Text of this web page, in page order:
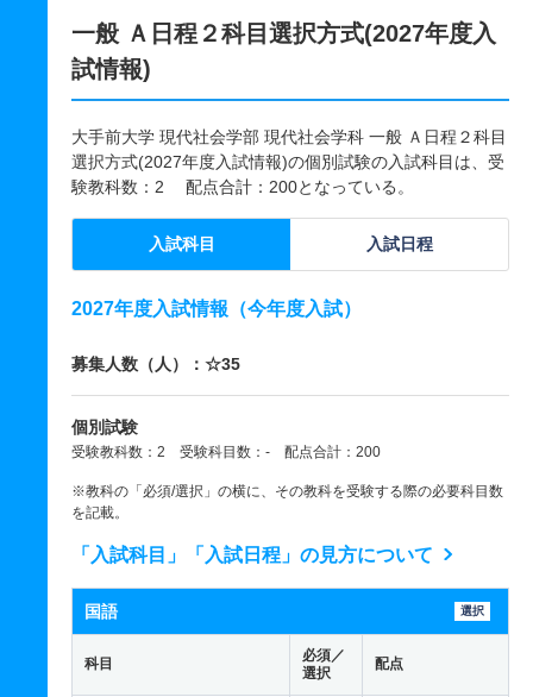
一般 Ａ日程２科目選択方式(2027年度入
試情報)
大手前大学 現代社会学部 現代社会学科 一般 Ａ日程２科目
選択方式(2027年度入試情報)の個別試験の入試科目は、受
験教科数：2 配点合計：200となっている。
入試科目 入試日程
2027年度入試情報（今年度入試）
募集人数（人）：☆35
個別試験
受験教科数：2 受験科目数：- 配点合計：200
※教科の「必須/選択」の横に、その教科を受験する際の必要科目数
を記載。
「入試科目」「入試日程」の見方について
国語 選択
科目
必須／
選択
配点